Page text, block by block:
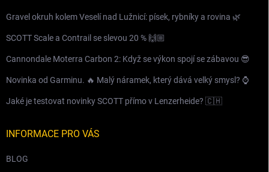
Gravel okruh kolem Veselí nad Lužnicí: písek, rybníky a rovina 🌿
SCOTT Scale a Contrail se slevou 20 % 🙌🏼
Cannondale Moterra Carbon 2: Když se výkon spojí se zábavou 😎
Novinka od Garminu. 🔥 Malý náramek, který dává velký smysl? ⌚️
Jaké je testovat novinky SCOTT přímo v Lenzerheide? 🇨🇭
INFORMACE PRO VÁS
BLOG